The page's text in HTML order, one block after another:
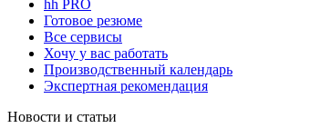
hh PRO
Готовое резюме
Все сервисы
Хочу у вас работать
Производственный календарь
Экспертная рекомендация
Новости и статьи